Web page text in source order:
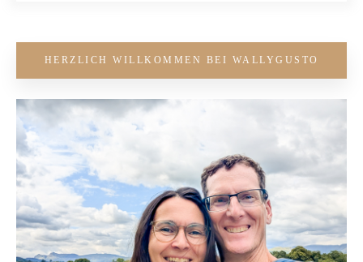
HERZLICH WILLKOMMEN BEI WALLYGUSTO